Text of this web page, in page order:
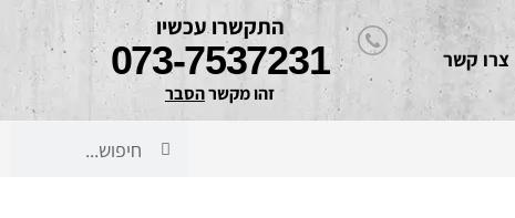
צרו קשר
התקשרו עכשיו
073-7537231
זהו מקשר הסבר